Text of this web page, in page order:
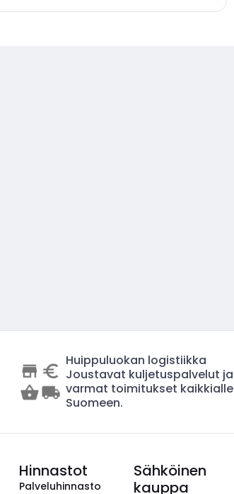
Huippuluokan logistiikka
Joustavat kuljetuspalvelut ja
varmat toimitukset kaikkialle
Suomeen.
Hinnastot
Palveluhinnasto
Sähköinen
kauppa